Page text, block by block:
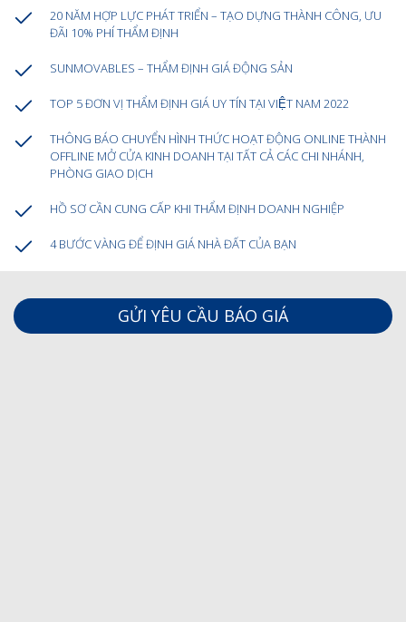
20 NĂM HỢP LỰC PHÁT TRIỂN – TẠO DỰNG THÀNH CÔNG, ƯU
ĐÃI 10% PHÍ THẨM ĐỊNH
SUNMOVABLES – THẨM ĐỊNH GIÁ ĐỘNG SẢN
TOP 5 ĐƠN VỊ THẨM ĐỊNH GIÁ UY TÍN TẠI VIỆT NAM 2022
THÔNG BÁO CHUYỂN HÌNH THỨC HOẠT ĐỘNG ONLINE THÀNH
OFFLINE MỞ CỬA KINH DOANH TẠI TẤT CẢ CÁC CHI NHÁNH,
PHÒNG GIAO DỊCH
HỒ SƠ CẦN CUNG CẤP KHI THẨM ĐỊNH DOANH NGHIỆP
4 BƯỚC VÀNG ĐỂ ĐỊNH GIÁ NHÀ ĐẤT CỦA BẠN
GỬI YÊU CẦU BÁO GIÁ